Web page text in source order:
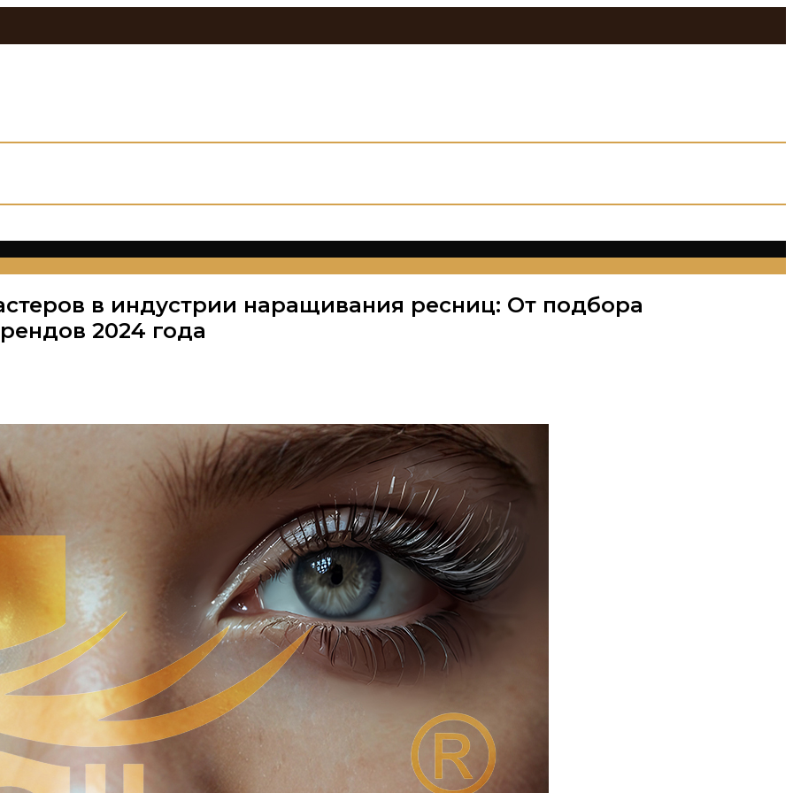
в индустрии наращивания ресниц: От подбора
2024 года